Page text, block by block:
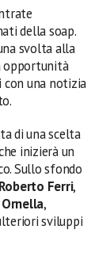
della soap.
svolta alla
opportunità
una notizia
di una scelta
inizierà un
Sullo sfondo
Roberto Ferri,
Ornella,
sviluppi